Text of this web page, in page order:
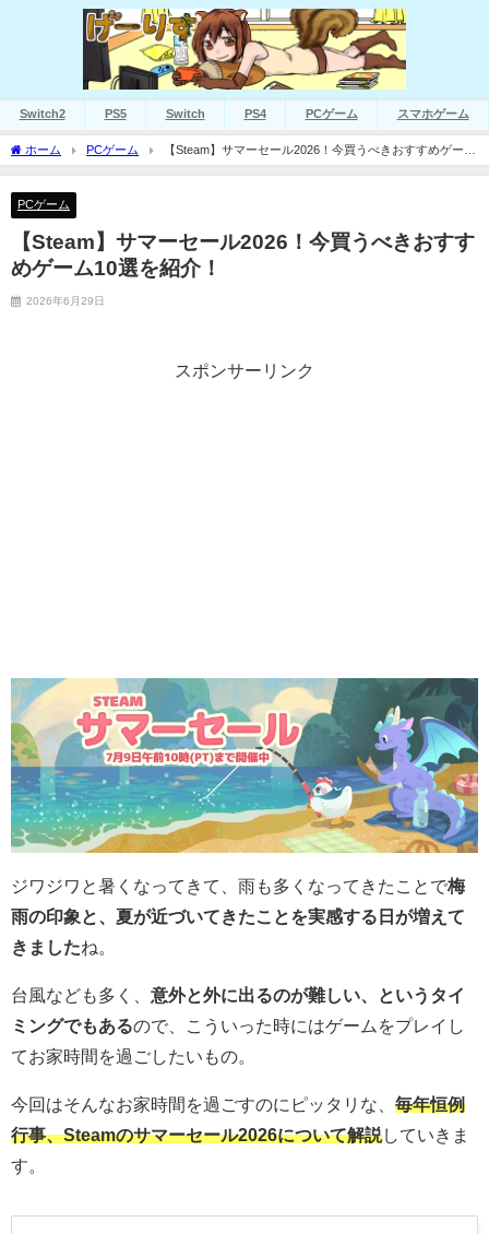
Switch2 PS5 Switch PS4 PCゲーム スマホゲーム
ホーム PCゲーム
【Steam】サマーセール2026！今買うべきおすすめゲーム
10選を紹介！
PCゲーム
【Steam】サマーセール2026！今買うべきおすす
めゲーム10選を紹介！
2026年6月29日
スポンサーリンク
ジワジワと暑くなってきて、雨も多くなってきたことで梅
雨の印象と、夏が近づいてきたことを実感する日が増えて
きましたね。
台風なども多く、 意外と外に出るのが難しい、というタイ
ミングでもあるので、こういった時にはゲームをプレイし
てお家時間を過ごしたいもの。
今回はそんなお家時間を過ごすのにピッタリな、 毎年恒例
行事、Steamのサマーセール2026について解説していきま
す。